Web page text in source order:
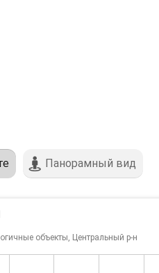
Панорамный вид
объекты, Центральный р-н